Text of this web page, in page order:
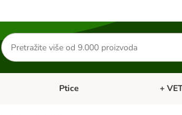
Traži
proizvode
Pregled kategorija: Male životinje
Ptice +